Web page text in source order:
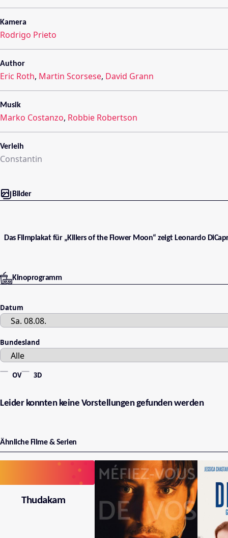
Kamera
Rodrigo Prieto
Author
Eric Roth, Martin Scorsese, David Grann
Musik
Marko Costanzo, Robbie Robertson
Verleih
Constantin
Bilder
Das Filmplakat für „Killers of the Flower Moon“ zeigt Leonardo
Kinoprogramm
Datum
Bundesland
OV 3D
Leider konnten keine Vorstellungen gefunden werden
Ähnliche Filme & Serien
Thudakam